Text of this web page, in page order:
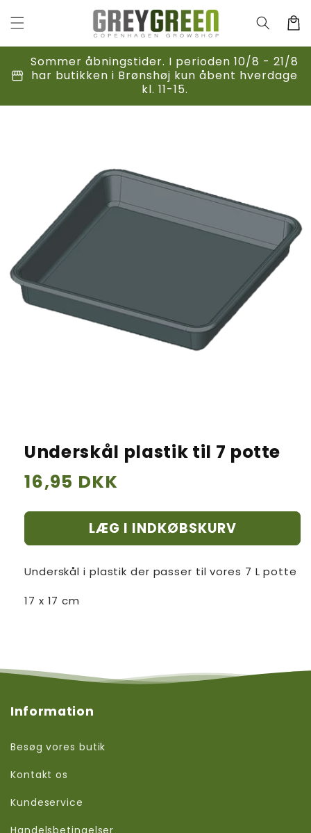
indhold
storefront
Sommer åbningstider. I perioden 10/8 - 21/8
har butikken i Brønshøj kun åbent hverdage
kl. 11-15.
Underskål plastik til 7 potte
Normalpris
16,95 DKK
LÆG I INDKØBSKURV
Underskål i plastik der passer til vores 7 L potte
17 x 17 cm
Information
Besøg vores butik
Kontakt os
Kundeservice
Handelsbetingelser